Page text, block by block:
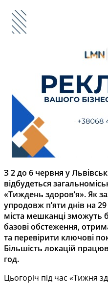
З 2 до 6 червня у
відбудеться
«Тиждень здоров’я». Як
упродовж п’яти днів на
міста мешканці зможуть
базові обстеження,
та перевірити ключові
Більшість локацій
год.
Цьогоріч під час «Тижня